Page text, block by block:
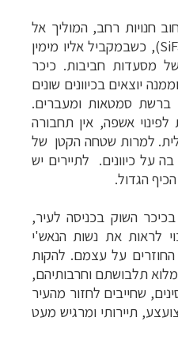
חנויות רחב, המוליך אל
), כשבמקביל אליו מימין
מסעדות חביבות. כיכר
יוצאים בכיוונים שונים
ברשת סמטאות ומעברים.
אשפה, אין תחבורה
למרות שטחה הקטן של
על כיוונים. לתיירים יש
הגדול.
השוק בכניסה לעיר,
לראות את נשות הנאש'י
החוזרים על עצמם. להקות
תלבושתם וחרבותיהם,
שחייבים לחזור מהעיר
תיירותי ומרגיש מעט